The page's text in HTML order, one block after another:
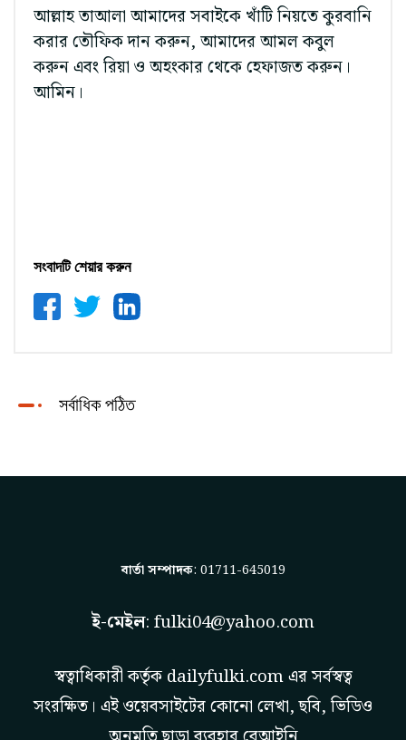
আল্লাহ তাআলা আমাদের সবাইকে খাঁটি নিয়তে কুরবানি
করার তৌফিক দান করুন, আমাদের আমল কবুল
করুন এবং রিয়া ও অহংকার থেকে হেফাজত করুন।
আমিন।
সংবাদটি শেয়ার করুন
সর্বাধিক পঠিত
বার্তা সম্পাদক: 01711-645019
ই-মেইল: fulki04@yahoo.com
স্বত্বাধিকারী কর্তৃক dailyfulki.comএর সর্বস্বত্ব
সংরক্ষিত। এই ওয়েবসাইটের কোনো লেখা, ছবি, ভিডিও